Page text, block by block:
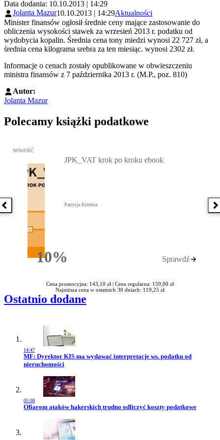
Data dodania: 10.10.2013 | 14:29
Jolanta Mazur10.10.2013 | 14:29Aktualności
Minister finansów ogłosił średnie ceny mające zastosowanie do
obliczenia wysokości stawek za wrzesień 2013 r. podatku od
wydobycia kopalin. Średnia cena tony miedzi wynosi 22 727 zł, a
średnia cena kilograma srebra za ten miesiąc. wynosi 2302 zł.
Informacje o cenach zostały opublikowane w obwieszczeniu
ministra finansów z 7 października 2013 r. (M.P., poz. 810)
Autor:
Jolanta Mazur
Polecamy książki podatkowe
Poprzednia książka
Przejdź do: JPK_VAT krok po kroku ebook, Patrycja Kubiesa -
NOWOŚĆ
10%Rabatu
JPK_VAT krok po kroku ebook
Patrycja Kubiesa
Sprawdź
Cena promocyjna: 143,10 zł | Cena regularna: 159,00 zł
Najniższa cena w ostatnich 30 dniach: 119,25 zł
Ostatnio dodane
14:47
Przejdź do artykułu:
MF: Dyrektor KIS ma wydawać interpretacje ws. podatku od
nieruchomości
05:08
Przejdź do artykułu:
Ofiarom ataków hakerskich trudno odliczyć koszty podatkowe